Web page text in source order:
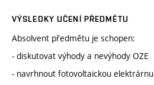
VÝSLEDKY UČENÍ PŘEDMĚTU
Absolvent předmětu je schopen:
- diskutovat výhody a nevýhody OZE
- navrhnout fotovoltaickou elektrárnu